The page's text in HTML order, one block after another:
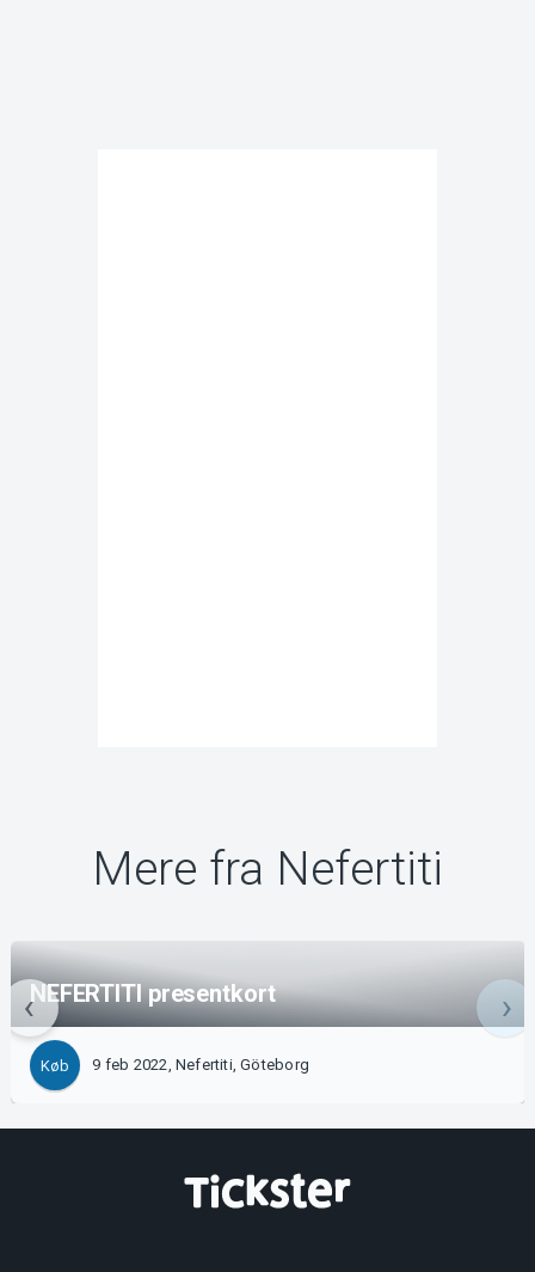
Mere fra Nefertiti
NEFERTITI presentkort
Køb 9 feb 2022, Nefertiti, Göteborg